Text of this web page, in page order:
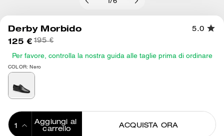
/6
Derby Morbido 5.0
125 € 195 €
Per favore, controlla la nostra guida alle taglie prima di ordinare
COLOR: Nero
Aggiungi al
carrello
ACQUISTA ORA